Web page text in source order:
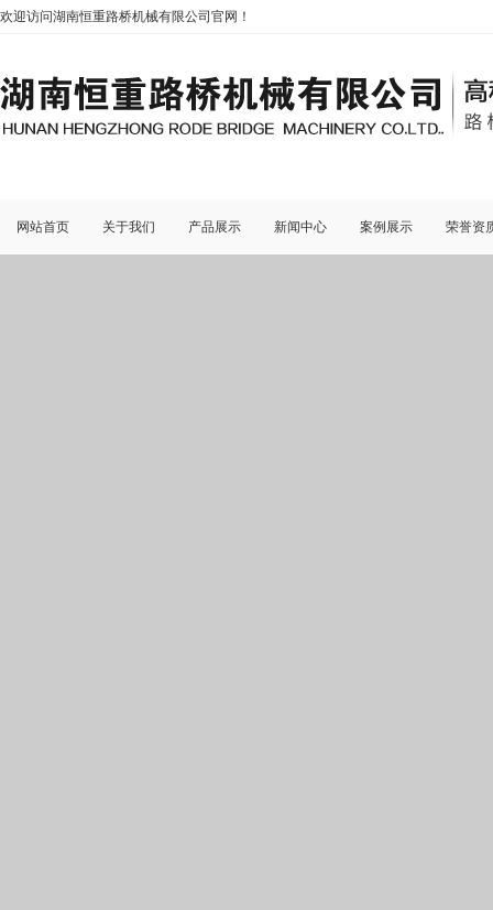
欢迎访问湖南恒重路桥机械有限公司官网！
网站首页 关于我们 产品展示 新闻中心 案例展示 荣誉资